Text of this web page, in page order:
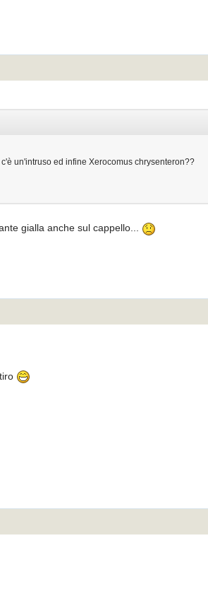
un'intruso ed infine Xerocomus chrysenteron??
gialla anche sul cappello...